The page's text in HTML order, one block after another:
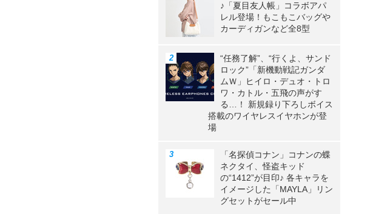
♪「夏目友人帳」コラボアパ
レル登場！もこもこバッグや
カーディガンなど全8型
“任務了解”、“行くよ、サンド
ロック”「新機動戦記ガンダ
ムＷ」ヒイロ・デュオ・トロ
ワ・カトル・五飛の声がす
る…！ 新規録り下ろしボイス
搭載のワイヤレスイヤホンが登
場
「名探偵コナン」コナンの蝶
ネクタイ、怪盗キッド
の“1412”が目印♪ 各キャラを
イメージした「MAYLA」リン
グセットがセール中